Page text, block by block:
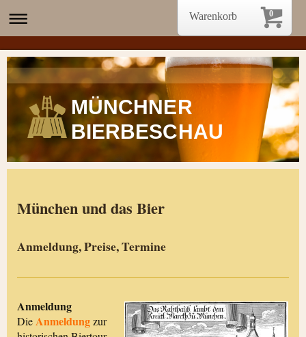
MÜNCHNER
BIERBESCHAU
München und das Bier
Anmeldung, Preise, Termine
Anmeldung
DieAnmeldungzur
0
Warenkorb